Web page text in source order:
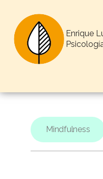
Enrique
Mindfulness